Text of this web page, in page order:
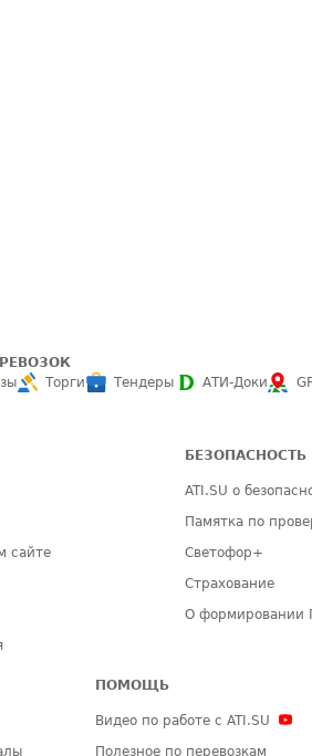
Торги Тендеры АТИ-Доки
сайте
БЕЗОПАСНОСТЬ
ATI.SU о
Памятка по
Светофор+
Страхование
О формировании
ПОМОЩЬ
Видео по работе с ATI.SU
Полезное по перевозкам